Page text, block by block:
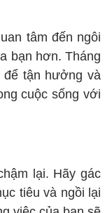
tâm đến ngôi
bạn hơn. Tháng
để tận hưởng và
cuộc sống với
lại. Hãy gác
tiêu và ngồi lại